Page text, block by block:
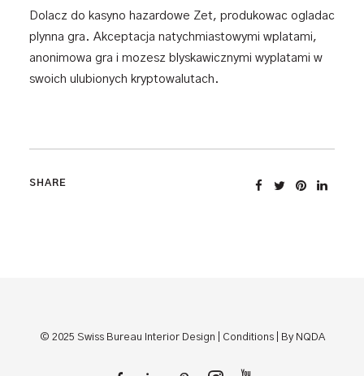
Dolacz do kasyno hazardowe Zet, produkowac ogladac
plynna gra. Akceptacja natychmiastowymi wplatami,
anonimowa gra i mozesz blyskawicznymi wyplatami w
swoich ulubionych kryptowalutach.
© 2025 Swiss Bureau Interior Design | Conditions| By NQDA